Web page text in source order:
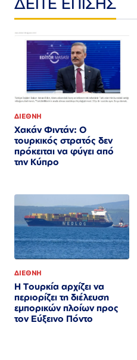
ΔΙΕΘΝΗ
Χακάν Φιντάν: Ο
τουρκικός στρατός δεν
πρόκειται να φύγει από
την Κύπρο
ΔΙΕΘΝΗ
Η Τουρκία αρχίζει να
περιορίζει τη διέλευση
εμπορικών πλοίων προς
τον Εύξεινο Πόντο